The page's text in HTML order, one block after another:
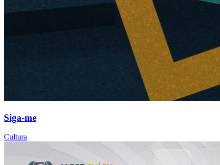
Siga-me
Cultura